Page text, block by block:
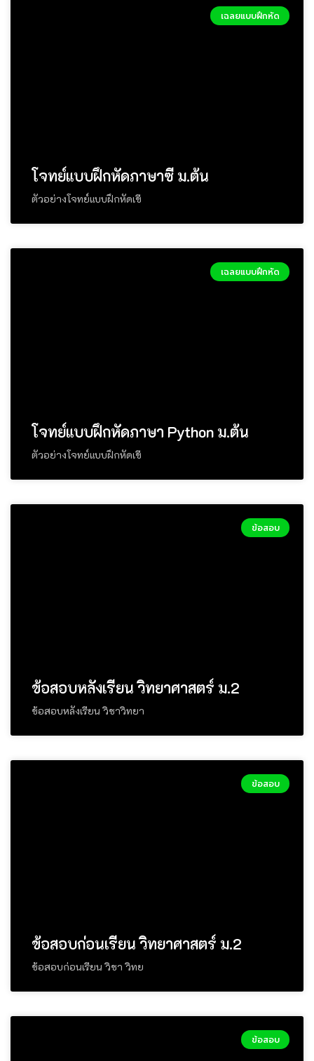
เฉลยแบบฝึกหัด
โจทย์แบบฝึกหัดภาษาซี ม.ต้น
ตัวอย่างโจทย์แบบฝึกหัดเขี
เฉลยแบบฝึกหัด
โจทย์แบบฝึกหัดภาษา Python ม.ต้น
ตัวอย่างโจทย์แบบฝึกหัดเขี
ข้อสอบ
ข้อสอบหลังเรียน วิทยาศาสตร์ ม.2
ข้อสอบหลังเรียน วิชาวิทยา
ข้อสอบ
ข้อสอบก่อนเรียน วิทยาศาสตร์ ม.2
ข้อสอบก่อนเรียน วิชา วิทย
ข้อสอบ